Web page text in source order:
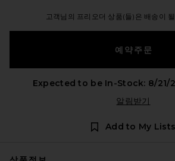
고객님의 프리오더 상품(들)은 배송이
예약주문
Expected to be In-Stock: 8/21/
알림받기
Add to My Lists